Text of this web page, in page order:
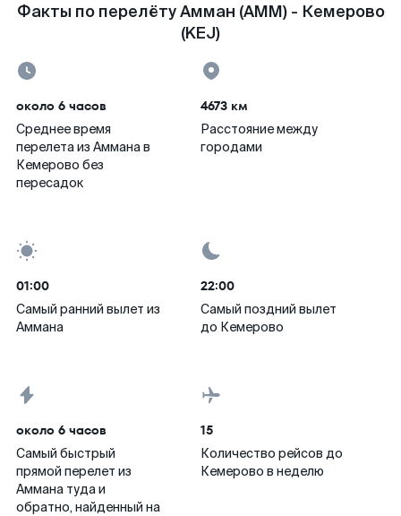
Факты по перелёту Амман (AMM) - Кемерово
(KEJ)
около 6 часов
Среднее время
перелета из Аммана в
Кемерово без
пересадок
4673 км
Расстояние между
городами
01:00
Самый ранний вылет из
Аммана
22:00
Самый поздний вылет
до Кемерово
около 6 часов
Самый быстрый
прямой перелет из
Аммана туда и
обратно, найденный на
15
Количество рейсов до
Кемерово в неделю